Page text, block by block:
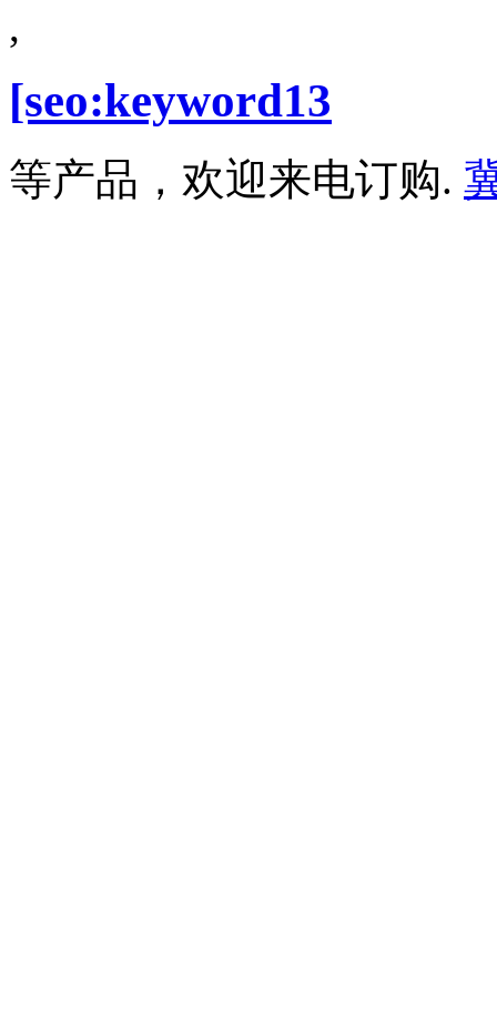
,
[seo:keyword13
等产品，欢迎来电订购.